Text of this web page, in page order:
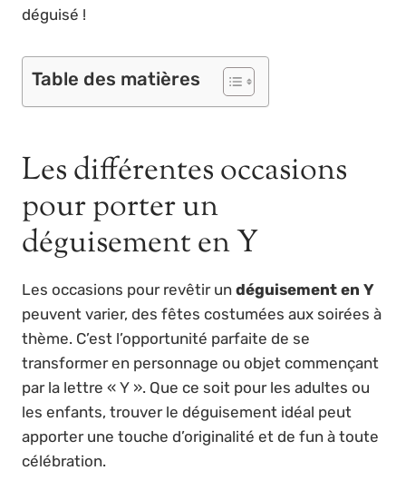
déguisé !
Table des matières
Les différentes occasions
pour porter un
déguisement en Y
Les occasions pour revêtir un déguisement en Y
peuvent varier, des fêtes costumées aux soirées à
thème. C’est l’opportunité parfaite de se
transformer en personnage ou objet commençant
par la lettre « Y ». Que ce soit pour les adultes ou
les enfants, trouver le déguisement idéal peut
apporter une touche d’originalité et de fun à toute
célébration.